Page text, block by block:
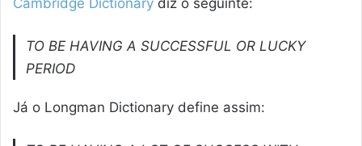
TO BE HAVING A SUCCESSFUL OR LUCKY
PERIOD
Já o Longman Dictionary define assim: